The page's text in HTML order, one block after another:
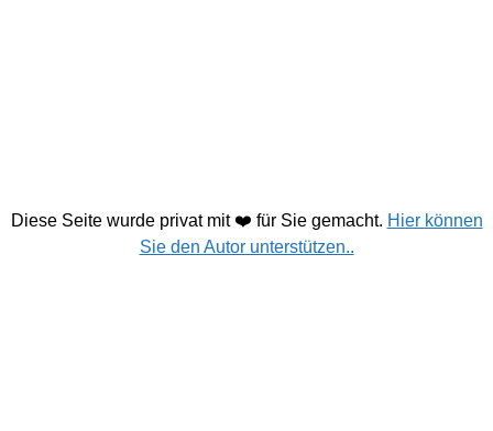
Diese Seite wurde privat mit ❤️ für Sie gemacht. Hier können
Sie den Autor unterstützen..